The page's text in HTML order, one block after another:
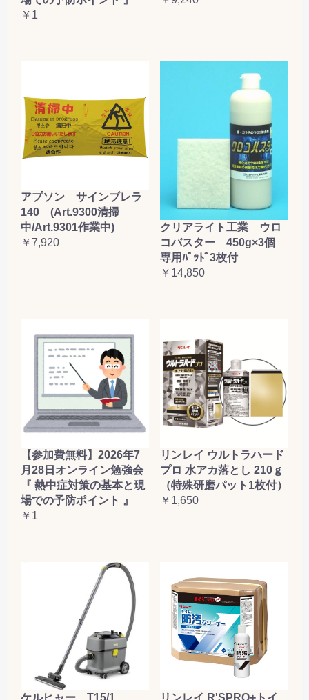
￥1
アプソン サインブレラ
140 (Art.9300清掃
中/Art.9301作業中)
￥7,920
クリアライト工業 ウロ
コバスター 450g×3個
専用ﾊﾟｯﾄﾞ3枚付
￥14,850
【参加費無料】2026年7
月28日オンライン勉強会
『 熱中症対策の基本と現
場での予防ポイント 』
￥1
リンレイ ウルトラハード
プロ 水アカ落とし 210ｇ
（特殊研磨パット1枚付）
￥1,650
ケルヒャー T15/1
リンレイ R'SPRO+トイ